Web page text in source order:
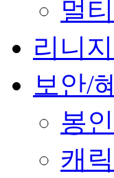
멀
리니
보안/
봉
캐